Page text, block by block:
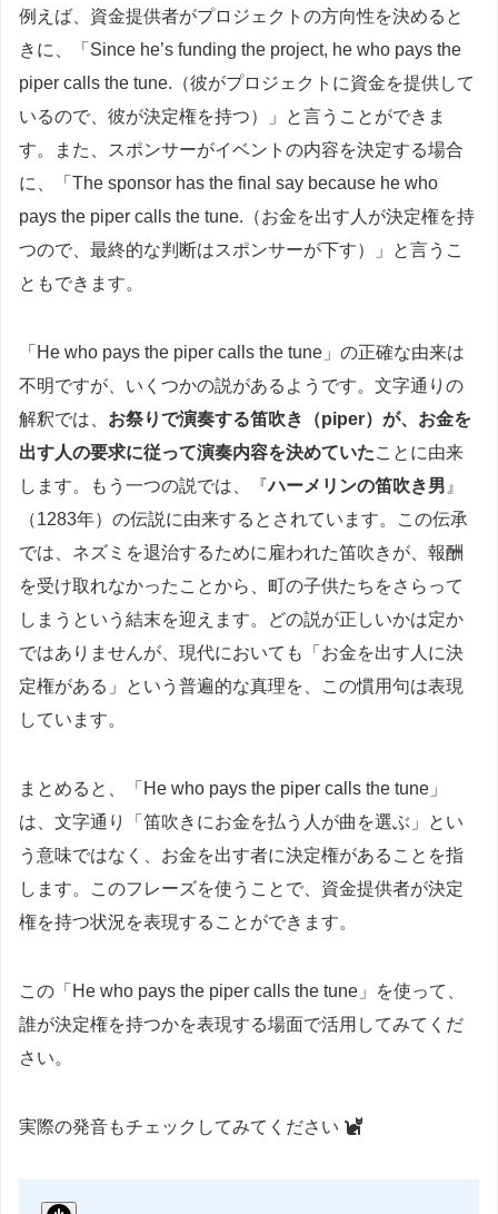
例えば、資金提供者がプロジェクトの方向性を決めると
きに、「Since he’s funding the project, he who pays the
piper calls the tune.（彼がプロジェクトに資金を提供して
いるので、彼が決定権を持つ）」と言うことができま
す。また、スポンサーがイベントの内容を決定する場合
に、「The sponsor has the final say because he who
pays the piper calls the tune.（お金を出す人が決定権を持
つので、最終的な判断はスポンサーが下す）」と言うこ
ともできます。
「He who pays the piper calls the tune」の正確な由来は
不明ですが、いくつかの説があるようです。文字通りの
解釈では、 お祭りで演奏する笛吹き（piper）が、お金を
出す人の要求に従って演奏内容を決めていたことに由来
します。もう一つの説では、『ハーメリンの笛吹き男 』
（1283年）の伝説に由来するとされています。この伝承
では、ネズミを退治するために雇われた笛吹きが、報酬
を受け取れなかったことから、町の子供たちをさらって
しまうという結末を迎えます。どの説が正しいかは定か
ではありませんが、現代においても「お金を出す人に決
定権がある」という普遍的な真理を、この慣用句は表現
しています。
まとめると、「He who pays the piper calls the tune」
は、文字通り「笛吹きにお金を払う人が曲を選ぶ」とい
う意味ではなく、お金を出す者に決定権があることを指
します。このフレーズを使うことで、資金提供者が決定
権を持つ状況を表現することができます。
この「He who pays the piper calls the tune」を使って、
誰が決定権を持つかを表現する場面で活用してみてくだ
さい。
実際の発音もチェックしてみてください